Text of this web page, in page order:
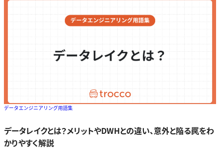
データエンジニアリング用語集
データレイクとは？メリットやDWHとの違い、意外と陥る罠をわ
かりやすく解説